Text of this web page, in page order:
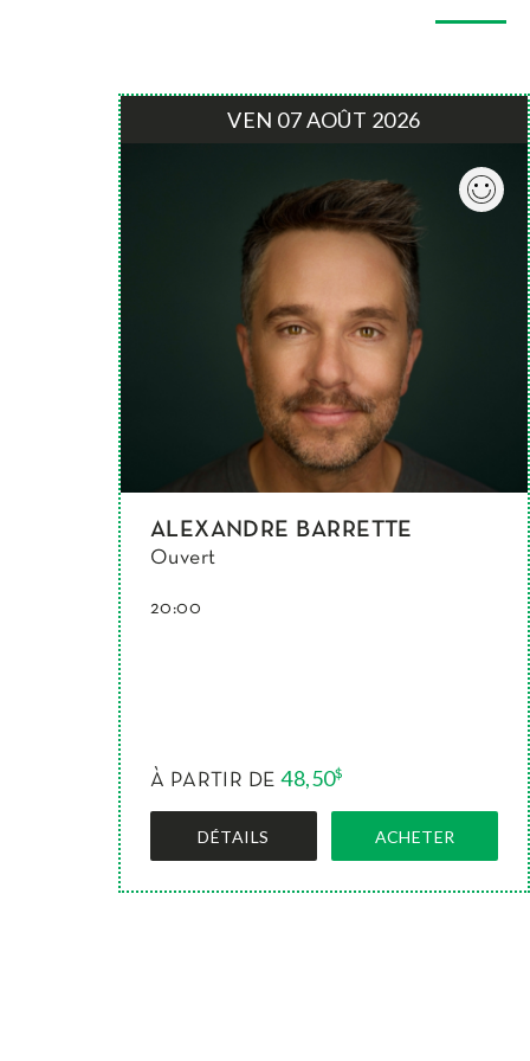
VEN 07 AOÛT 2026
ALEXANDRE BARRETTE
Ouvert
20:00
À PARTIR DE48,50$
DÉTAILS ACHETER